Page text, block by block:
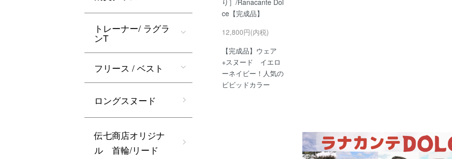
り］/Ranacante Dol
ce【完成品】
12,800円(内税)
【完成品】ウェア
+スヌード イエロ
ーネイビー！人気の
ビビッドカラー
トレーナー/ ラグラ
ンT
フリース / ベスト
ロングスヌード
伝七商店オリジナ
ル 首輪/リード